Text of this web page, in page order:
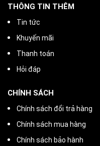
THÔNG TIN THÊM
Tin tức
Khuyến mãi
Thanh toán
Hỏi đáp
CHÍNH SÁCH
Chính sách đổi trả hàng
Chính sách mua hàng
Chính sách bảo hành